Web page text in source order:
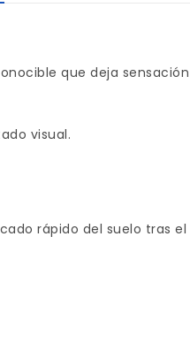
que deja
visual.
rápido del suelo tras